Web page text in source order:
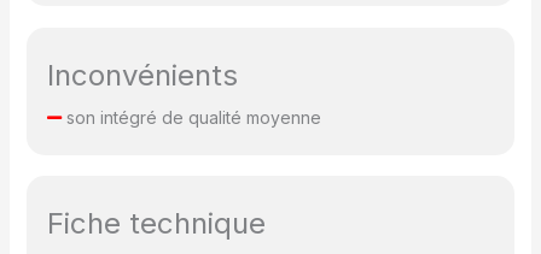
50%-100% et à sa
l'écran et l'image. Idéal
pour le home cinéma, les
Inconvénients
son intégré de qualité moyenne
Fiche technique